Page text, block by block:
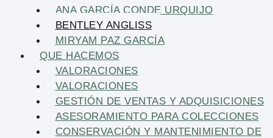
ANA GARCÍA CONDE URQUIJO
BENTLEY ANGLISS
MIRYAM PAZ GARCÍA
QUE HACEMOS
VALORACIONES
VALORACIONES
GESTIÓN DE VENTAS Y ADQUISICIONES
ASESORAMIENTO PARA COLECCIONES
CONSERVACIÓN Y MANTENIMIENTO DE